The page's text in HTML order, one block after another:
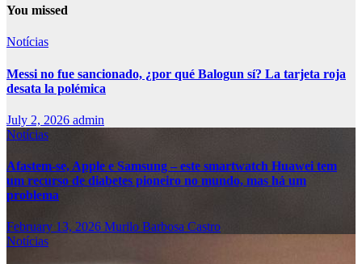
You missed
Notícias
Messi no fue sancionado, ¿por qué Balogun sí? La tarjeta roja
desata la polémica
July 2, 2026 admin
Notícias
Afastem-se, Apple e Samsung – este smartwatch Huawei tem
um recurso de diabetes pioneiro no mundo, mas há um
problema
February 13, 2026 Murilo Barbosa Castro
Notícias